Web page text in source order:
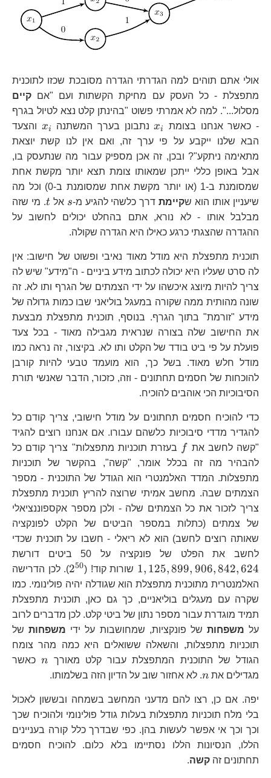
אולי אתם תוהים למה הגדרתי הגדרה מסובכת שכזו לתוכנית
מתפצלת - כל העסק עם מחיקת הקשתות ועם "אם קיים
מסלול...". למה לא אמרתי פשוט "בהינתן קלט נצא לטיול בגרף
- כאשר אנחנו בצומת
x_{i} xi נתבונן בערך המשתנה x_{i}
xi
והצעד
הבא שלנו ייקבע על פי ערך זה, ואם אין לנו קשת יוצאת
מתאימה ניתקע"? ובכן, זה אכן מספיק עבור מה שנתעסק בו,
אבל באופן כללי ייתכן שמאותו צומת תצא יותר מקשת אחת
שמסומנת ב-1 (או יותר מקשת אחת שמסומנת ב-0) וכל מה
שיעניין אותו הוא שקיימתדרך כלשהי להגיע מ- s
s אל t
t. מי שזה
מבלבל אותו - לא נורא, אתם בהחלט יכולים לחשוב על
ההגדרה שהצגתי כרגע כאילו היא הגדרה שקולה.
תוכנית מתפצלת היא מודל מאוד נאיבי ופשוט של חישוב: אין
לה סרט שעליו היא יכולה לכתוב מידע ביניים - ה"מידע" שיש לה
צריך להיות מיוצג איכשהו על ידי הצמתים של הגרף ותו לא. זה
שונה מהותית ממה שקורה במעגל בוליאני שבו כמות גדולה של
מידע "זורמת" בתוך הגרף. בנוסף, תוכנית מתפצלת מבצעת
את החישוב שלה בצורה שנראית מגבילה מאוד - בכל צעד
פועלת על פי ביט בודד של הקלט ותו לא. בקיצור, זה נראה כמו
מודל חלש מאוד. בשל כך, הוא מועמד טבעי להיות קורבן
להוכחות של חסמים תחתונים - וזה, כזכור, הדבר שאנשי תורת
הסיבוכיות הכי אוהבים להוכיח.
כדי להוכיח חסמים תחתונים על מודל חישובי, צריך קודם כל
להגדיר מדדי סיבוכיות כלשהם עבורו. אם אנחנו רוצים להגיד
"קשה לחשב את
f f בעזרת תוכניות מתפצלות" צריך קודם כל
להבהיר מה זה בכלל אומר, "קשה", בהקשר של תוכניות
מתפצלות. המדד האלמנטרי הוא הגודל של התוכנית - מספר
הצמתים שבה. מחשב אמיתי שרוצה להריץ תוכנית מתפצלת
צריך לזכור את כל הצמתים שלה - ולכן מספר אקספוננציאלי
של צמתים (כתלות במספר הביטים של הקלט לפונקציה
שאותה רוצים לחשב) הוא לא ריאלי - חשבו על תוכנית שכדי
לחשב את הפלט של פונקציה על 50 ביטים דורשת
1, 125,899, 906,842,624 שורות קוד! ( 2^{50}
250
). לכן הדרישה
האלמנטרית מתוכנית מתפצלת הוא שגודלה יהיה פולינומי. כמו
שקרה עם מעגלים בוליאניים, כך גם כאן, תוכנית מתפצלת
תמיד מוגדרת עבור מספר נתון של ביטי קלט. לכן מדברים לרוב
על משפחות של פונקציות, שמחושבות על ידי משפחותשל
תוכניות מתפצלות, והשאלה ששואלים היא כמה מהר צומח
הגודל של התוכנית המתפצלת עבור קלט מאורך
n
nכאשר
מגדילים את
n n. לא אחזור שוב על הדיון הזה בשלמותו.
יפה. אם כן, רצו להם מדעני המחשב בשמחה ובששון לאכול
בלי מלח תוכניות מתפצלות בעלות גודל פולינומי ולהוכיח שכך
וכך וכך אי אפשר לעשות בהן. כפי שבדרך כלל קורה בעניינים
הללו, הנסיונות הללו נסתיימו בלא כלום. להוכיח חסמים
תחתונים זה קשה.